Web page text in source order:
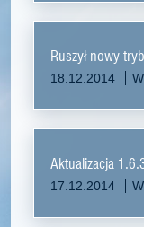
Ruszył nowy
18.12.2014
Aktualizacja
17.12.2014